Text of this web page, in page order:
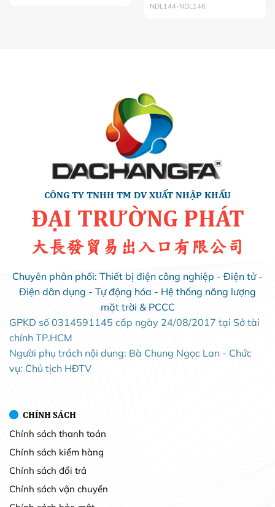
NDL144-NDL146
CÔNG TY TNHH TM DV XUẤT NHẬP KHẨU
ĐẠI TRƯỜNG PHÁT
大長發貿易出入口有限公司
Chuyên phân phối: Thiết bị điện công nghiệp - Điện tử -
Điện dân dụng - Tự động hóa - Hệ thống năng lượng
mặt trời & PCCC
GPKD số 0314591145 cấp ngày 24/08/2017 tại Sở tài
chính TP.HCM
Người phụ trách nội dung: Bà Chung Ngọc Lan - Chức
vụ: Chủ tịch HĐTV
CHÍNH SÁCH
Chính sách thanh toán
Chính sách kiểm hàng
Chính sách đổi trả
Chính sách vận chuyển